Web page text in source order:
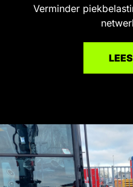
Verminder